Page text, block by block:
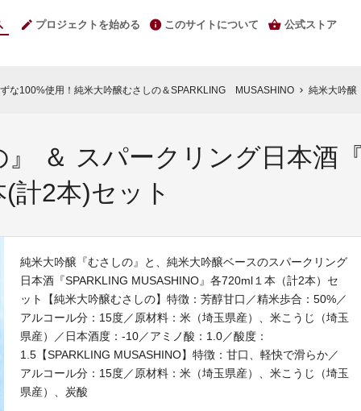
プロジェクトを始める このサイトについて 公式ストア
な100%使用！純米大吟醸むさしの＆SPARKLING MUSASHINO chevron_right 純米大吟醸『む
＆ スパークリング日本酒
計2本)セット
純米大吟醸『むさしの』と、純米大吟醸ベースのスパークリング
日本酒『SPARKLING MUSASHINO』各720ml１本（計2本）セ
ット【純米大吟醸むさしの】特徴：芳醇甘口／精米歩合：50%／
アルコール分：15度／原材料：米（埼玉県産）、米こうじ（埼玉
県産）／日本酒度：-10／アミノ酸：1.0／酸度：
1.5【SPARKLING MUSASHINO】特徴：甘口、軽快で滑らか／
アルコール分：15度／原材料：米（埼玉県産）、米こうじ（埼玉
県産）、炭酸